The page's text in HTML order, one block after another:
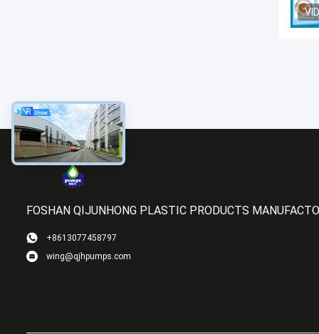
FOSHAN QIJUNHONG PLASTIC PRODUCTS
+8613077458797
wing@qjhpumps.com